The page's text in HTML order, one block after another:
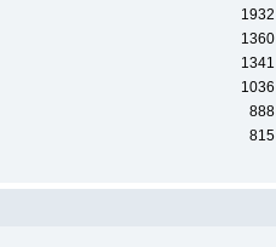
1932
1360
1341
1036
888
815